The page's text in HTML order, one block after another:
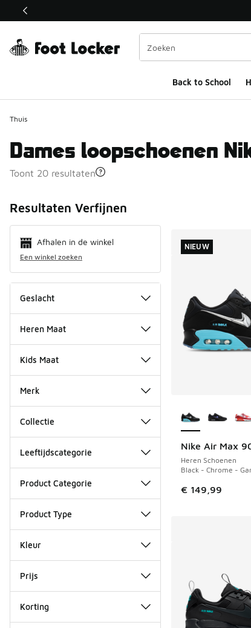
Deze link wordt geopend in een nieuw venster
Back to School
Thuis
Dames loopschoenen
Toont 20 resultaten
Resultaten Verfijnen
Afhalen in de winkel
Een winkel zoeken
Geslacht
Heren Maat
Kids Maat
Merk
Collectie
Leeftijdscategorie
Product Categorie
Product Type
Kleur
Prijs
Korting
Nike Air Max
Heren Schoenen
Black - Chrome -
€ 149,99
NIEUW
NIEUW